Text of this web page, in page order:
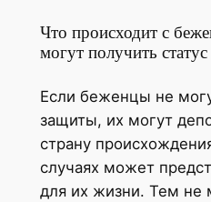
Что происходит с
могут получить
Если беженцы не
защиты, их могут
страну
случаях может
для их жизни. Тем не